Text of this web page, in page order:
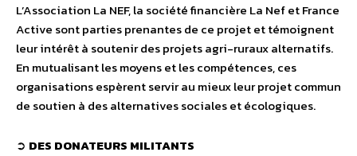
L’Association La NEF, la société financière La Nef et France
Active sont parties prenantes de ce projet et témoignent
leur intérêt à soutenir des projets agri-ruraux alternatifs.
En mutualisant les moyens et les compétences, ces
organisations espèrent servir au mieux leur projet commun
de soutien à des alternatives sociales et écologiques.
➲ DES DONATEURS MILITANTS